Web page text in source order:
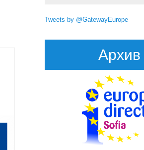
Tweets by @GatewayEurope
Архив